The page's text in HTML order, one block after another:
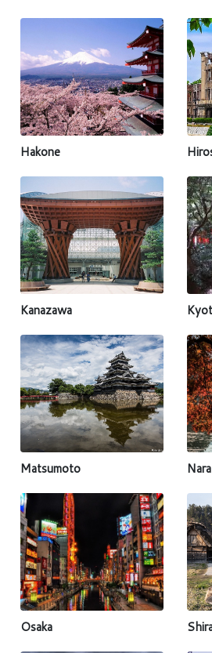
Hakone
Kanazawa
Matsumoto Nara
Osaka